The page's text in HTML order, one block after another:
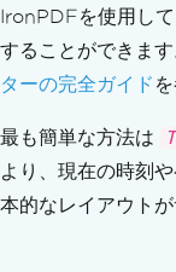
IronPDFを使用し
することができま
ターの完全ガイド
最も簡単な方法は
より、現在の時刻
本的なレイアウトが